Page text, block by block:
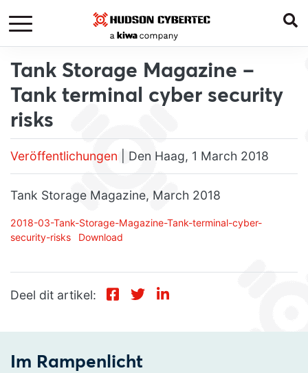
Tank Storage Magazine –
Tank terminal cyber security
risks
Veröffentlichungen | Den Haag, 1 March 2018
Tank Storage Magazine, March 2018
2018-03-Tank-Storage-Magazine-Tank-terminal-cyber-
security-risks
Download
Deel dit artikel:
Im Rampenlicht